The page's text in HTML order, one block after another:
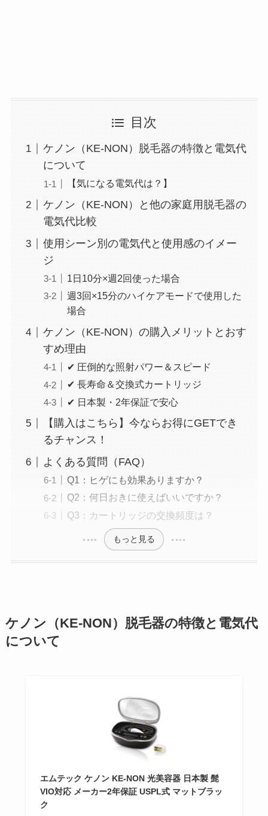
目次
ケノン（KE-NON）脱毛器の特徴と電気代
について
【気になる電気代は？】
ケノン（KE-NON）と他の家庭用脱毛器の
電気代比較
使用シーン別の電気代と使用感のイメー
ジ
1日10分×週2回使った場合
週3回×15分のハイケアモードで使用した
場合
ケノン（KE-NON）の購入メリットとおす
すめ理由
✔ 圧倒的な照射パワー＆スピード
✔ 長寿命＆交換式カートリッジ
✔ 日本製・2年保証で安心
【購入はこちら】今ならお得にGETでき
るチャンス！
よくある質問（FAQ）
Q1：ヒゲにも効果ありますか？
Q2：何日おきに使えばいいですか？
Q3：カートリッジの交換頻度は？
もっと見る
ケノン（KE-NON）脱毛器の特徴と電気代
について
エムテック ケノン KE-NON 光美容器 日本製 髭
VIO対応 メーカー2年保証 USPL式 マットブラッ
ク